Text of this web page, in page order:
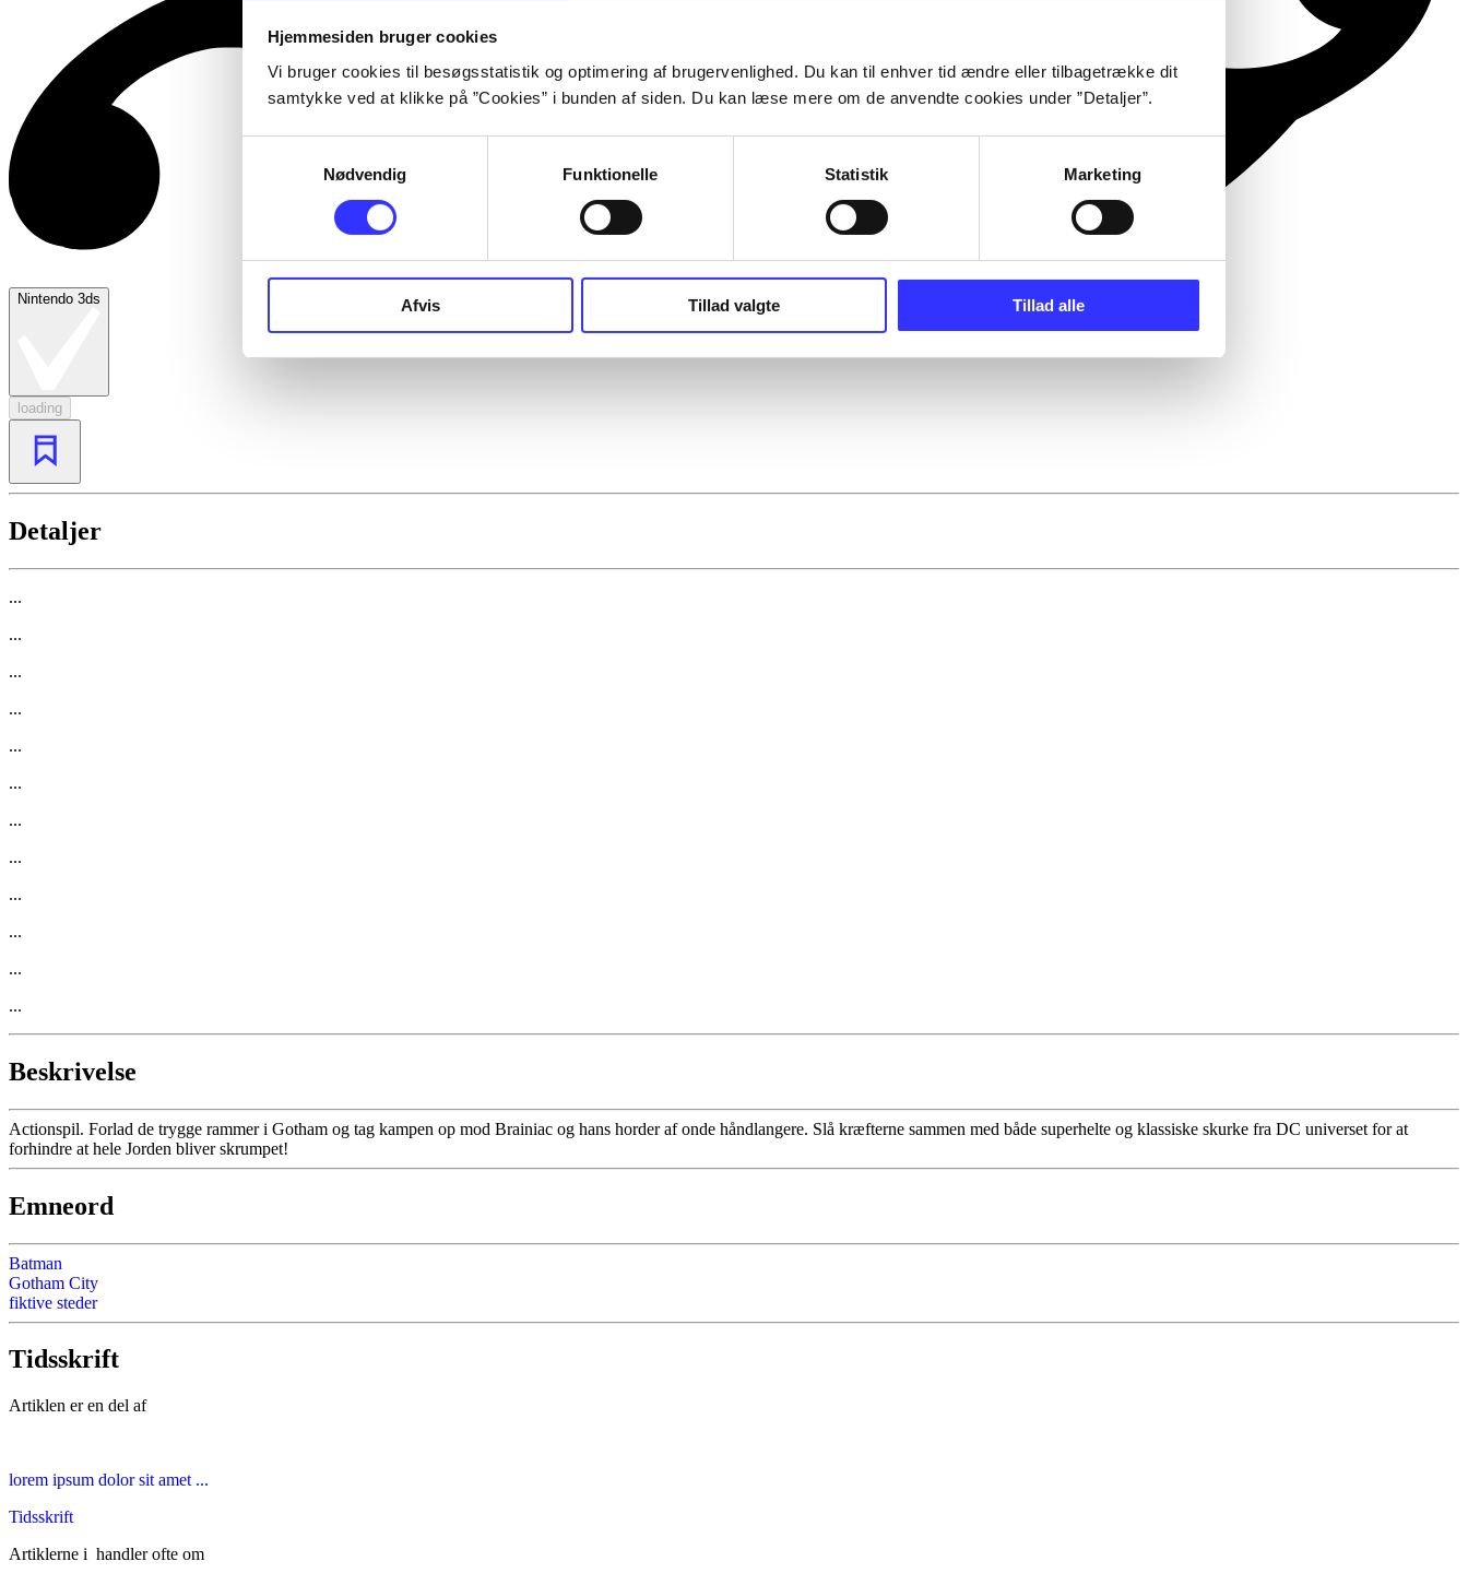
Hjemmesiden bruger cookies
Vi bruger cookies til besøgsstatistik og optimering af brugervenlighed. Du kan til enhver tid ændre eller tilbagetrække dit
samtykke ved at klikke på ”Cookies” i bunden af siden. Du kan læse mere om de anvendte cookies under ”Detaljer”.
Nødvendig
Funktionelle Statistik Marketing
Afvis Tillad valgte Tillad alle
Nintendo 3ds
loading
Detaljer
...
...
...
...
...
...
...
...
...
...
...
...
Beskrivelse
Actionspil. Forlad de trygge rammer i Gotham og tag kampen op mod Brainiac og hans horder af onde håndlangere. Slå kræfterne sammen med både superhelte og klassiske skurke fra DC universet for at
forhindre at hele Jorden bliver skrumpet!
Emneord
Batman
Gotham City
fiktive steder
Tidsskrift
Artiklen er en del af
lorem ipsum dolor sit amet ...
Tidsskrift
Artiklerne i handler ofte om